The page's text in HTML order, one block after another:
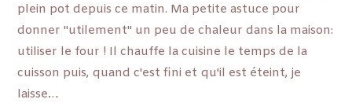
plein pot depuis ce matin. Ma petite astuce pour
donner "utilement" un peu de chaleur dans la maison:
utiliser le four ! Il chauffe la cuisine le temps de la
cuisson puis, quand c'est fini et qu'il est éteint, je
laisse…